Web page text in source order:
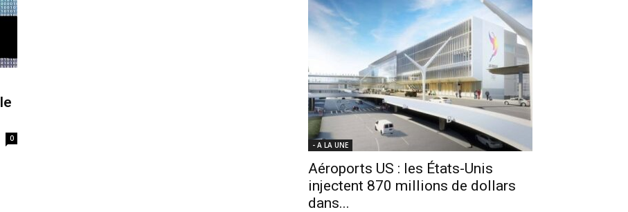
0
- A LA UNE
Aéroports US : les États-Unis
injectent 870 millions de dollars
dans...